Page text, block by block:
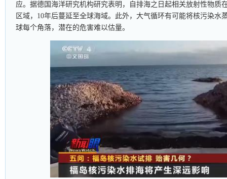
应。据德国海洋研究机构研究表明，自排海之日起相关放射性物质
区域，10年后蔓延至全球海域。此外，大气循环有可能将核污染水
球每个角落，潜在的危害难以估量。